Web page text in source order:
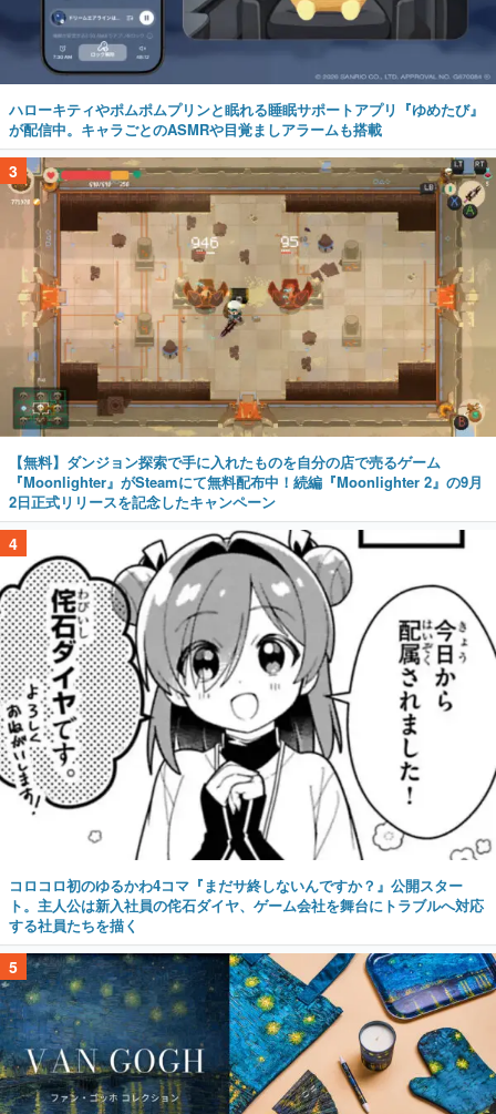
ハローキティやポムポムプリンと眠れる睡眠サポートアプリ『ゆめたび』
が配信中。キャラごとのASMRや目覚ましアラームも搭載
3
【無料】ダンジョン探索で手に入れたものを自分の店で売るゲーム
『Moonlighter』がSteamにて無料配布中！続編『Moonlighter 2』の9月
2日正式リリースを記念したキャンペーン
4
コロコロ初のゆるかわ4コマ『まだサ終しないんですか？』公開スター
ト。主人公は新入社員の侘石ダイヤ、ゲーム会社を舞台にトラブルへ対応
する社員たちを描く
5